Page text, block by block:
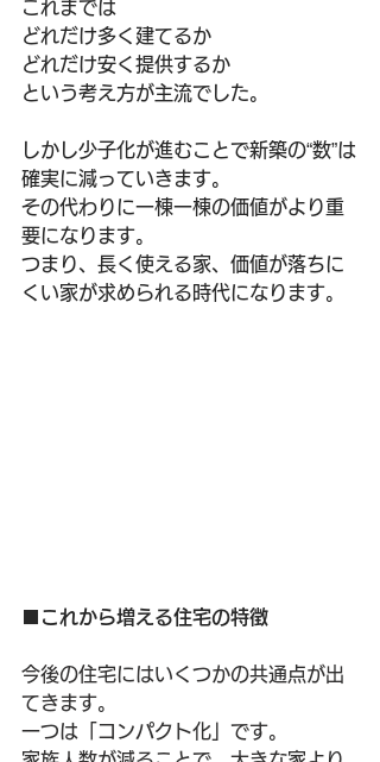
これまでは
どれだけ多く建てるか
どれだけ安く提供するか
という考え方が主流でした。
しかし少子化が進むことで新築の“数”は
確実に減っていきます。
その代わりに一棟一棟の価値がより重
要になります。
つまり、長く使える家、価値が落ちに
くい家が求められる時代になります。
■これから増える住宅の特徴
今後の住宅にはいくつかの共通点が出
てきます。
一つは「コンパクト化」です。